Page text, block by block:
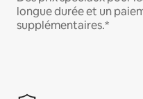
longue durée et un
supplémentaires.*